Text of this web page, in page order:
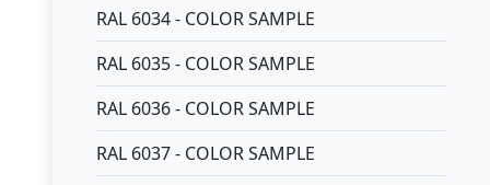
RAL 6034 - COLOR SAMPLE
RAL 6035 - COLOR SAMPLE
RAL 6036 - COLOR SAMPLE
RAL 6037 - COLOR SAMPLE